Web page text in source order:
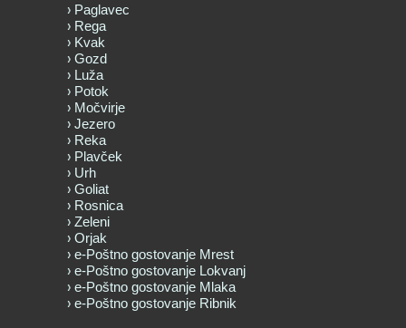
Paglavec
Rega
Kvak
Gozd
Luža
Potok
Močvirje
Jezero
Reka
Plavček
Urh
Goliat
Rosnica
Zeleni
Orjak
e-Poštno gostovanje Mrest
e-Poštno gostovanje Lokvanj
e-Poštno gostovanje Mlaka
e-Poštno gostovanje Ribnik